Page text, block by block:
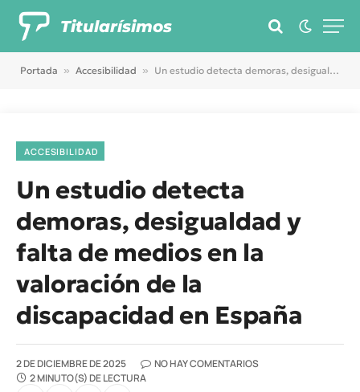
Titularísimos
Portada » Accesibilidad » Un estudio detecta demoras, desigualdad y falta de medios en la valoración de la discapacidad en España
ACCESIBILIDAD
Un estudio detecta
demoras, desigualdad y
falta de medios en la
valoración de la
discapacidad en España
2 DE DICIEMBRE DE 2025
NO HAY COMENTARIOS
2 MINUTO(S) DE LECTURA